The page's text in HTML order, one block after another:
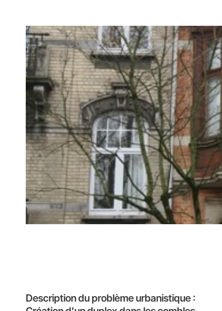
Description du problème urbanistique :